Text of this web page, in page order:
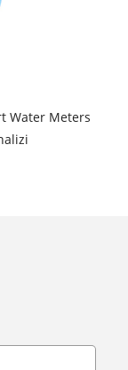
Water Meters